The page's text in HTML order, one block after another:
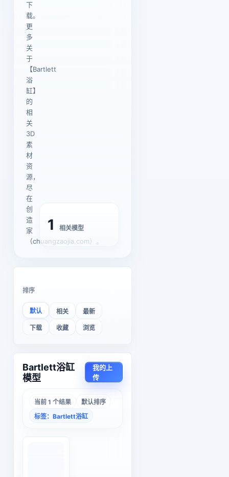
下
载。
更
多
关
于
【Bartlett
浴
缸】
的
相
关
3D
素
材
资
源，
尽
在
创
造
家
（chuangzaojia.com）。
1 相关模型
排序
默认 相关 最新
下载 收藏 浏览
Bartlett浴缸
模型
我的上
传
当前 1 个结果
默认排序
标签：Bartlett浴缸